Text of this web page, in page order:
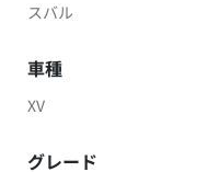
スバル
車種
XV
グレード